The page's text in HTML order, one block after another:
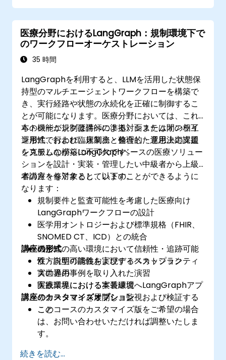
医療分野におけるLangGraph：規制環境下で
のワークフローオーケストレーション
35 時間
LangGraphを利用すると、LLMを活用した状態保
持型のマルチエージェントワークフローを構築で
き、実行経路や状態の永続化を正確に制御するこ
とが可能になります。医療分野においては、これ
らの機能が規制要件への準拠、システム間の相互
運用性、および臨床業務と整合した意思決定支援
システムの構築に不可欠です。
本トレーニングは講師による対面またはオンライ
ン形式で行われ、規制上・倫理的・運用上の課題
を克服しながらLangGraphベースの医療ソリュー
ションを設計・実装・管理したい中級者から上級
者の方々を対象としています。
本講座を修了すると、以下のことができるように
なります：
規制要件と監査可能性を考慮した医療向け
LangGraphワークフローの設計
医学用オントロジーおよび標準規格（FHIR、
SNOMED CT、ICD）との統合
機密性の高い環境において信頼性・追跡可能
性・説明可能性を実現するベストプラクティ
スの適用
医療業界における本番環境へLangGraphアプ
リケーションを展開し、監視および検証する
こと
講座の形式
双方向型の講義およびディスカッション
実世界の事例を取り入れた演習
実践環境における実装練習
講座のカスタマイズオプション
このコースのカスタマイズ版をご希望の場合
は、お問い合わせいただければ調整いたしま
す。
続きを読む...